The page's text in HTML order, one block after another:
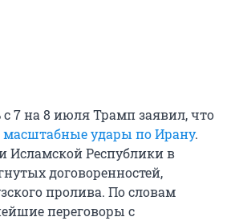
7 на 8 июля Трамп заявил, что
удары по Ирану.
Исламской Республики в
договоренностей,
пролива. По словам
переговоры с